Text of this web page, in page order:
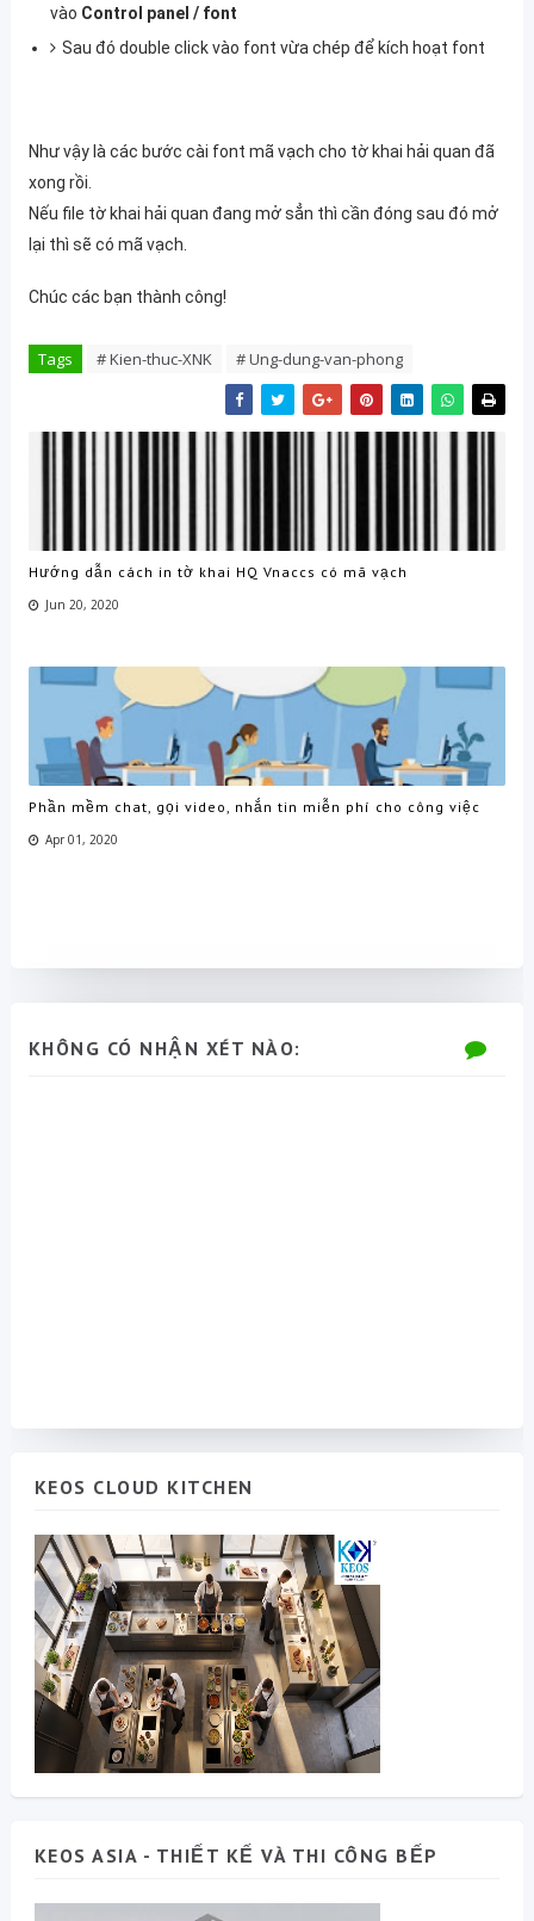
vào Control panel / font
Sau đó double click vào font vừa chép để kích hoạt font
Như vậy là các bước cài font mã vạch cho tờ khai hải quan đã
xong rồi.
Nếu file tờ khai hải quan đang mở sẳn thì cần đóng sau đó mở
lại thì sẽ có mã vạch.
Chúc các bạn thành công!
Tags # Kien-thuc-XNK # Ung-dung-van-phong
Hướng dẫn cách in tờ khai HQ Vnaccs có mã vạch
Jun 20, 2020
Phần mềm chat, gọi video, nhắn tin miễn phí cho công việc
Apr 01, 2020
KHÔNG CÓ NHẬN XÉT NÀO:
KEOS CLOUD KITCHEN
KEOS ASIA - THIẾT KẾ VÀ THI CÔNG BẾP